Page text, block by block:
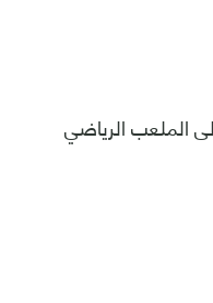
الملعب الرياضي